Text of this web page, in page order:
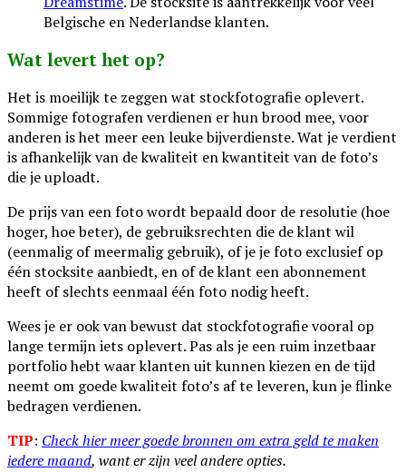
Belgische en Nederlandse klanten.
Wat levert het op?
Het is moeilijk te zeggen wat stockfotografie oplevert.
Sommige fotografen verdienen er hun brood mee, voor
anderen is het meer een leuke bijverdienste. Wat je verdient
is afhankelijk van de kwaliteit en kwantiteit van de foto’s
die je uploadt.
De prijs van een foto wordt bepaald door de resolutie (hoe
hoger, hoe beter), de gebruiksrechten die de klant wil
(eenmalig of meermalig gebruik), of je je foto exclusief op
één stocksite aanbiedt, en of de klant een abonnement
heeft of slechts eenmaal één foto nodig heeft.
Wees je er ook van bewust dat stockfotografie vooral op
lange termijn iets oplevert. Pas als je een ruim inzetbaar
portfolio hebt waar klanten uit kunnen kiezen en de tijd
neemt om goede kwaliteit foto’s af te leveren, kun je flinke
bedragen verdienen.
TIP: Check hier meer goede bronnen om extra geld te maken
iedere maand, want er zijn veel andere opties.